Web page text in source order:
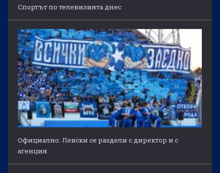
Спортът по телевизията днес
Официално: Левски се раздели с директор и с
агенция